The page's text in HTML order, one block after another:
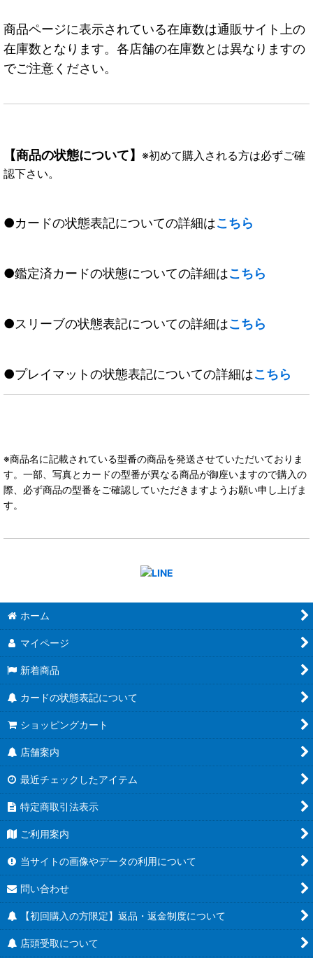
商品ページに表示されている在庫数は通販サイト上の
在庫数となります。各店舗の在庫数とは異なりますの
でご注意ください。
【商品の状態について】 ※初めて購入される方は必ずご確
認下さい。
●カードの状態表記についての詳細はこちら
●鑑定済カードの状態についての詳細はこちら
●スリーブの状態表記についての詳細はこちら
●プレイマットの状態表記についての詳細はこちら
※商品名に記載されている型番の商品を発送させていただいておりま
す。一部、写真とカードの型番が異なる商品が御座いますので購入の
際、必ず商品の型番をご確認していただきますようお願い申し上げま
す。
ホーム
マイページ
新着商品
カードの状態表記について
ショッピングカート
店舗案内
最近チェックしたアイテム
特定商取引法表示
ご利用案内
当サイトの画像やデータの利用について
問い合わせ
【初回購入の方限定】返品・返金制度について
店頭受取について